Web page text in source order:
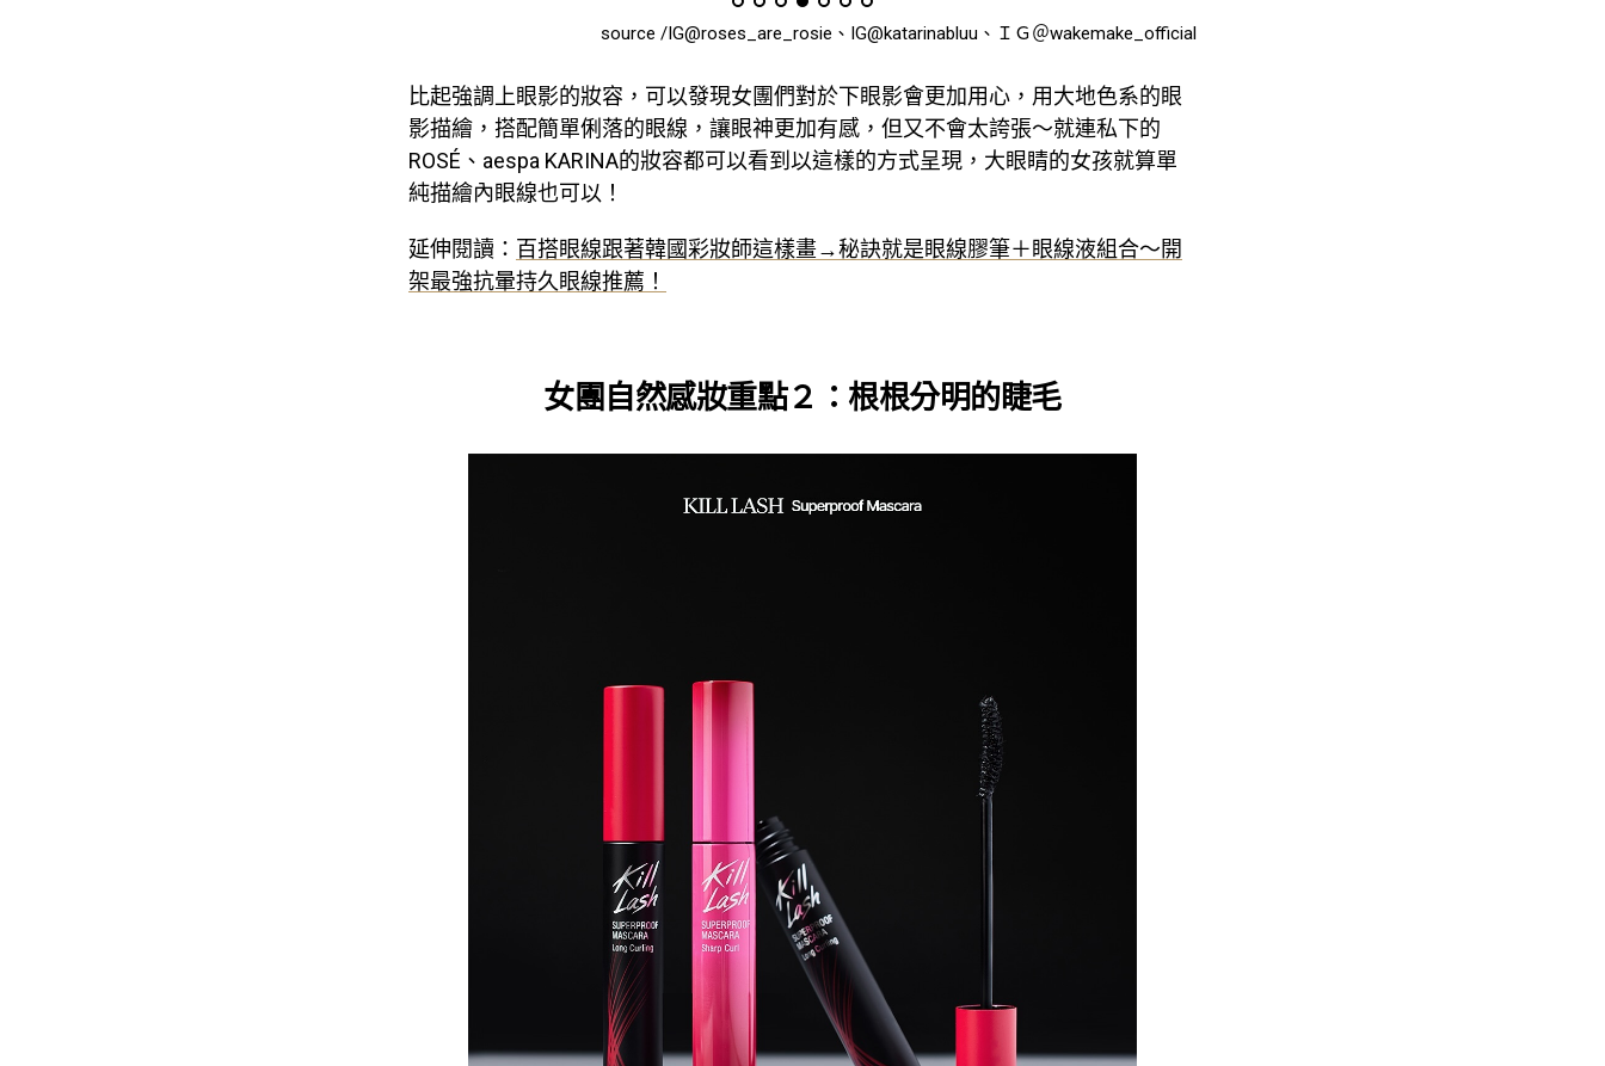
source /IG@roses_are_rosie、IG@katarinabluu、ＩＧ＠wakemake_official
比起強調上眼影的妝容，可以發現女團們對於下眼影會更加用心，用大地色系的眼
影描繪，搭配簡單俐落的眼線，讓眼神更加有感，但又不會太誇張～就連私下的
ROSÉ、aespa KARINA的妝容都可以看到以這樣的方式呈現，大眼睛的女孩就算單
純描繪內眼線也可以！
延伸閱讀： 百搭眼線跟著韓國彩妝師這樣畫→秘訣就是眼線膠筆＋眼線液組合～開
架最強抗暈持久眼線推薦！
女團自然感妝重點２：根根分明的睫毛